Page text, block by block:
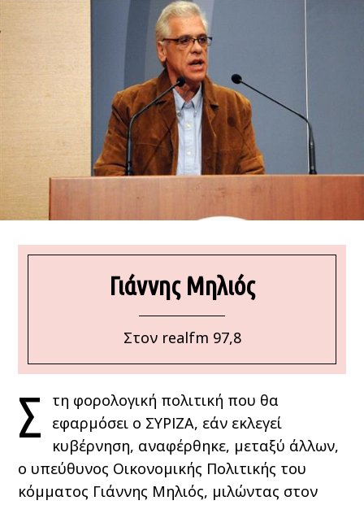
Γιάννης Μηλιός
Στον realfm 97,8
Σ
τη φορολογική πολιτική που θα
εφαρμόσει ο ΣΥΡΙΖΑ, εάν εκλεγεί
κυβέρνηση, αναφέρθηκε, μεταξύ άλλων,
ο υπεύθυνος Οικονομικής Πολιτικής του
κόμματος Γιάννης Μηλιός, μιλώντας στον